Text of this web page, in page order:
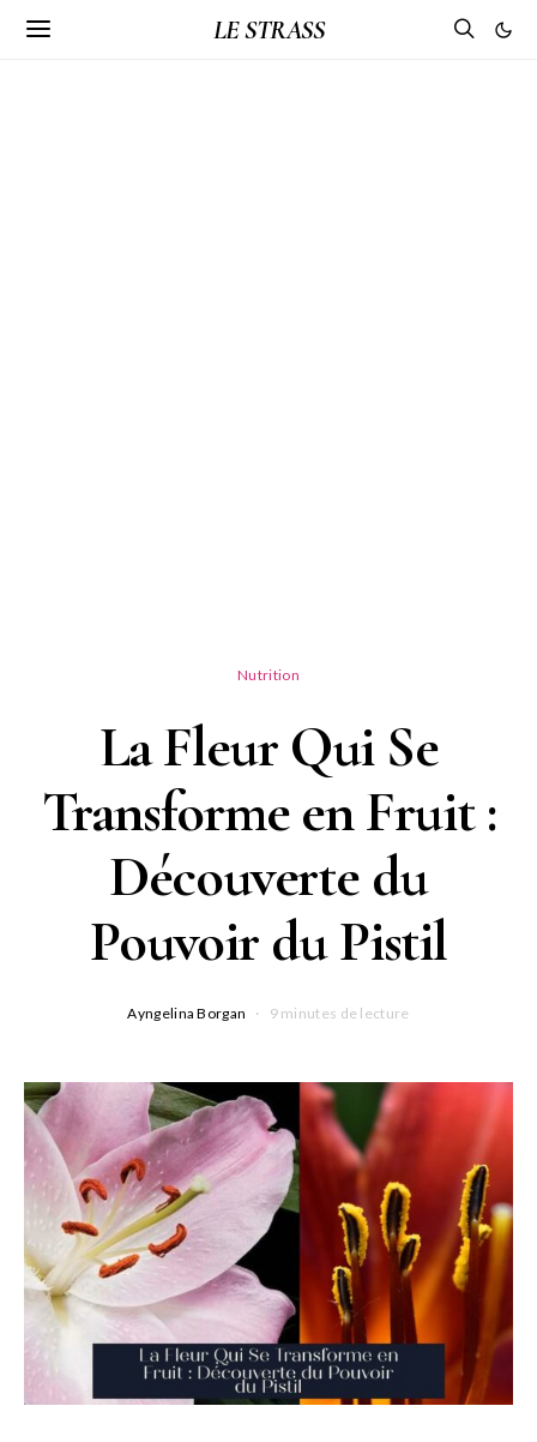
LE STRASS
Nutrition
La Fleur Qui Se
Transforme en Fruit :
Découverte du
Pouvoir du Pistil
Ayngelina Borgan 9 minutes de lecture